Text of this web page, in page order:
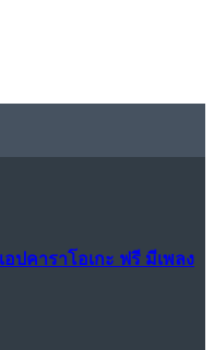
ปคาราโอเกะ ฟรี มีเพลง